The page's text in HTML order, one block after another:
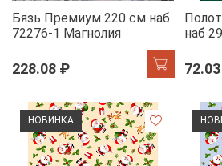
Бязь Премиум 220 см наб
72276-1 Магнолия
228.08 ₽
наб
НОВИНКА